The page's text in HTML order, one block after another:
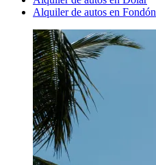
Alquiler de autos en Fondón